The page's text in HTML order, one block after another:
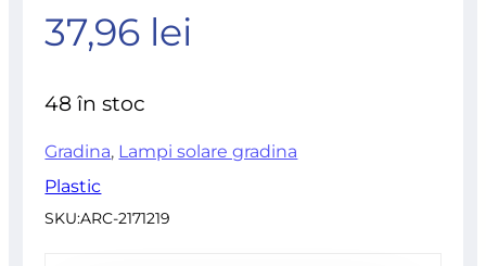
la
37,96 lei
48 în stoc
Gradina, Lampi solare gradina
Plastic
SKU:ARC-2171219